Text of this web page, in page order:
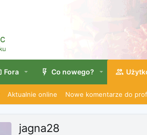
Fora Co nowego?
Aktualnie online Nowe komentarze do
jagna28